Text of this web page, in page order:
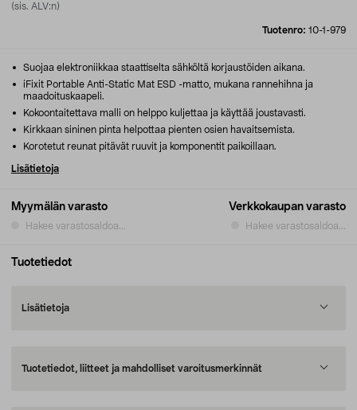
(sis. ALV:n)
Tuotenro: 10-1-979
Myymälän varasto
Hakee varastosaldoa...
Verkkokaupan varasto
Hakee varastosaldoa...
Suojaa elektroniikkaa staattiselta sähköltä korjaustöiden aikana.
iFixit Portable Anti-Static Mat ESD -matto, mukana rannehihna ja
maadoituskaapeli.
Kokoontaitettava malli on helppo kuljettaa ja käyttää joustavasti.
Kirkkaan sininen pinta helpottaa pienten osien havaitsemista.
Korotetut reunat pitävät ruuvit ja komponentit paikoillaan.
Lisätietoja
Tuotetiedot
Lisätietoja
Tuotetiedot, liitteet ja mahdolliset varoitusmerkinnät